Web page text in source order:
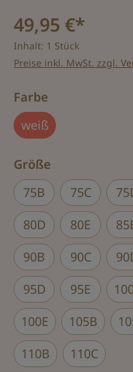
49,95 €*
Inhalt: 1 Stück
Preise inkl. MwSt. zzgl.
Farbe
weiß
Größe
75B
75C
80D
80E
90B
90C
95D
95E
100E
105B
110B
110C